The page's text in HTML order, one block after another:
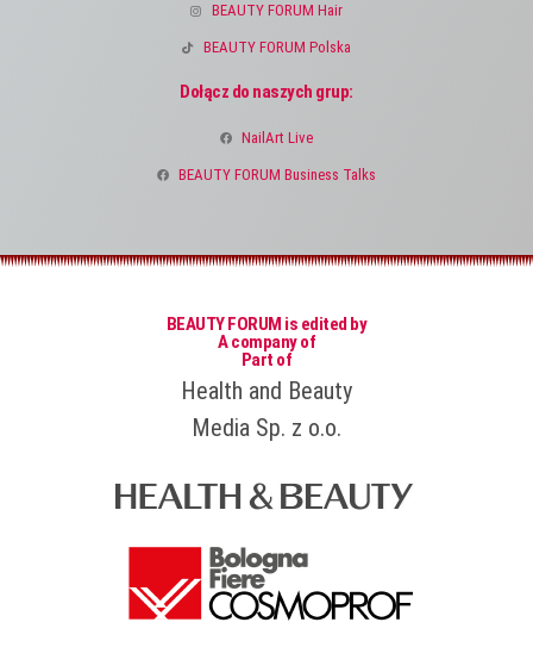
BEAUTY FORUM Hair
BEAUTY FORUM Polska
Dołącz do naszych grup:
NailArt Live
BEAUTY FORUM Business Talks
BEAUTY FORUM is edited by
A company of
Part of
Health and Beauty
Media Sp. z o.o.